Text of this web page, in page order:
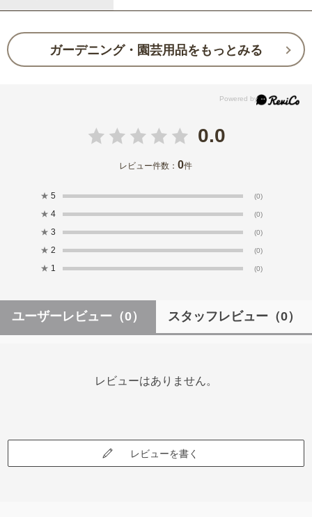
ガーデニング・園芸用品をもっとみる
0.0
レビュー件数：0件
★ 5 (0)
★ 4 (0)
★ 3 (0)
★ 2 (0)
★ 1 (0)
ユーザーレビュー （0） スタッフレビュー （0）
レビューはありません。
レビューを書く